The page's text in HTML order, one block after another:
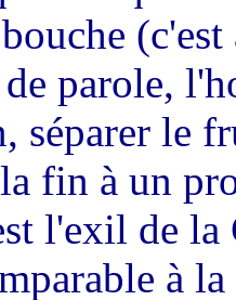
parole,
séparer le
fin à un
l'exil de
à